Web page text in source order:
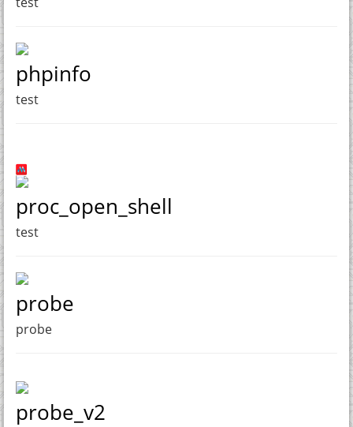
phpinfo
test
proc_open_shell
test
probe
probe
probe_v2